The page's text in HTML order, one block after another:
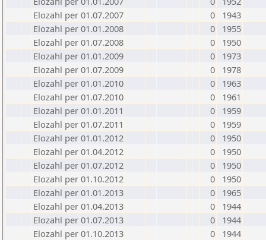
Elozahl per 01.07.2007
0
1943
Elozahl per 01.01.2008
0
1955
Elozahl per 01.07.2008
0
1950
Elozahl per 01.01.2009
0
1973
Elozahl per 01.07.2009
0
1978
Elozahl per 01.01.2010
0
1963
Elozahl per 01.07.2010
0
1961
Elozahl per 01.01.2011
0
1959
Elozahl per 01.07.2011
0
1959
Elozahl per 01.01.2012
0
1950
Elozahl per 01.04.2012
0
1950
Elozahl per 01.07.2012
0
1950
Elozahl per 01.10.2012
0
1950
Elozahl per 01.01.2013
0
1965
Elozahl per 01.04.2013
0
1944
Elozahl per 01.07.2013
0
1944
Elozahl per 01.10.2013
0
1944